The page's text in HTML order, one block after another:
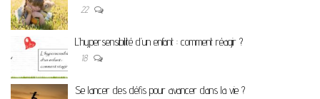
22
L’hypersensibilité d’un enfant : comment réagir ?
18
Se lancer des défis pour avancer dans la vie ?